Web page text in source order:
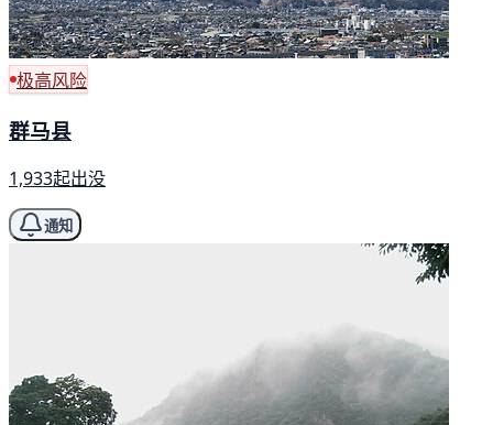
极高风险
群马县
1,933起出没
通知